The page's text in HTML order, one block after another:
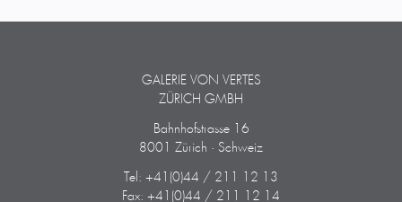
GALERIE VON VERTES
ZÜRICH GMBH
Bahnhofstrasse 16
8001 Zürich · Schweiz
Tel: +41(0)44 / 211 12 13
Fax: +41(0)44 / 211 12 14